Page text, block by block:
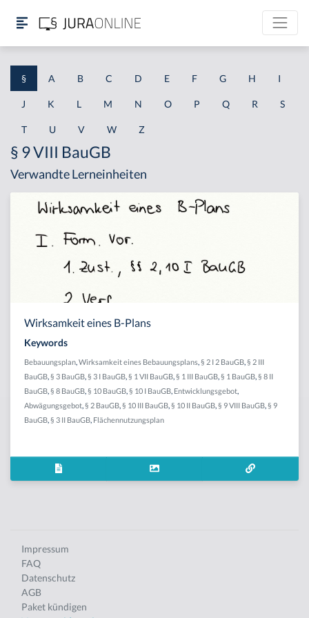
§ A B C D E F G H I
J K L M N O P Q R S
T U V W Z
§ 9 VIII BauGB
Verwandte Lerneinheiten
Wirksamkeit eines B-Plans
Keywords
Bebauungsplan Wirksamkeit eines Bebauungsplans § 2 I 2 BauGB § 2 III
BauGB § 3 BauGB § 3 I BauGB § 1 VII BauGB § 1 III BauGB § 1 BauGB § 8 II
BauGB § 8 BauGB § 10 BauGB § 10 I BauGB Entwicklungsgebot
Abwägungsgebot § 2 BauGB § 10 III BauGB § 10 II BauGB § 9 VIII BauGB § 9
BauGB § 3 II BauGB Flächennutzungsplan
Impressum
FAQ
Datenschutz
AGB
Paket kündigen